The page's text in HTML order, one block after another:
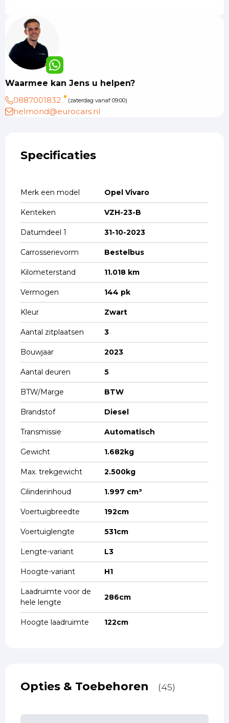
Waarmee kan Jens u helpen?
0887001832
(zaterdag vanaf 09:00)
helmond@eurocars.nl
Specificaties
Merk een model Opel Vivaro
Kenteken VZH-23-B
Datumdeel 1 31-10-2023
Carrosserievorm Bestelbus
Kilometerstand 11.018 km
Vermogen 144 pk
Kleur Zwart
Aantal zitplaatsen 3
Bouwjaar 2023
Aantal deuren 5
BTW/Marge BTW
Brandstof Diesel
Transmissie Automatisch
Gewicht 1.682kg
Max. trekgewicht 2.500kg
Cilinderinhoud 1.997 cm³
Voertuigbreedte 192cm
Voertuiglengte 531cm
Lengte-variant L3
Hoogte-variant H1
Laadruimte voor de
hele lengte
286cm
Hoogte laadruimte 122cm
Opties & Toebehoren (45)